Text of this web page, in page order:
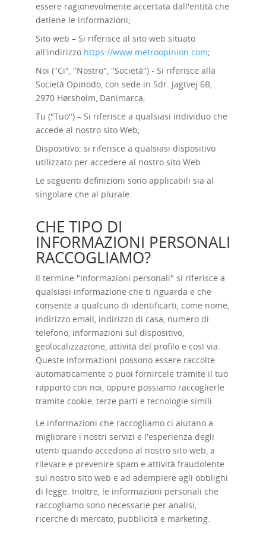
essere ragionevolmente accertata dall'entità che
detiene le informazioni;
Sito web – Si riferisce al sito web situato
all'indirizzo https://www.metroopinion.com;
Noi ("Ci", "Nostro", "Società") - Si riferisce alla
Società Opinodo, con sede in Sdr. Jagtvej 6B,
2970 Hørsholm, Danimarca;
Tu ("Tuo") – Si riferisce a qualsiasi individuo che
accede al nostro sito Web;
Dispositivo: si riferisce a qualsiasi dispositivo
utilizzato per accedere al nostro sito Web.
Le seguenti definizioni sono applicabili sia al
singolare che al plurale.
CHE TIPO DI
INFORMAZIONI PERSONALI
RACCOGLIAMO?
Il termine "informazioni personali" si riferisce a
qualsiasi informazione che ti riguarda e che
consente a qualcuno di identificarti, come nome,
indirizzo email, indirizzo di casa, numero di
telefono, informazioni sul dispositivo,
geolocalizzazione, attività del profilo e così via.
Queste informazioni possono essere raccolte
automaticamente o puoi fornircele tramite il tuo
rapporto con noi, oppure possiamo raccoglierle
tramite cookie, terze parti e tecnologie simili.
Le informazioni che raccogliamo ci aiutano a
migliorare i nostri servizi e l'esperienza degli
utenti quando accedono al nostro sito web, a
rilevare e prevenire spam e attività fraudolente
sul nostro sito web e ad adempiere agli obblighi
di legge. Inoltre, le informazioni personali che
raccogliamo sono necessarie per analisi,
ricerche di mercato, pubblicità e marketing.